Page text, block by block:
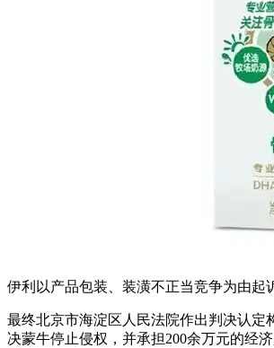
伊利以产品包装、装潢不正当竞争为由起
最终北京市海淀区人民法院作出判决认定
决蒙牛停止侵权，并承担200余万元的经